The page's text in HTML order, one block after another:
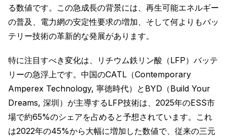
る数値です。この急成長の背景には、再生可能エネルギー
の普及、電力網の安定性要求の増加、そして何よりもバッ
テリー技術の革新的な発展があります。
特に注目すべき変化は、リチウム鉄リン酸（LFP）バッテ
リーの急浮上です。中国のCATL（Contemporary
Amperex Technology, 寧徳時代）とBYD（Build Your
Dreams, 深圳）が主導するLFP技術は、2025年のESS市
場で約65%のシェアを占めると予想されています。これ
は2022年の45%から大幅に増加した数値で、従来の三元